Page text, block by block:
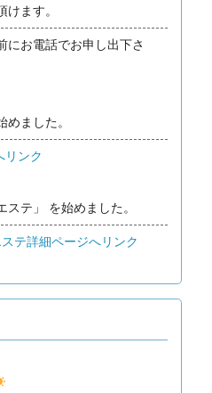
ます。
にお電話でお申し出下さ
めました。
リンク
ステ」 を始めました。
テ詳細ページへリンク